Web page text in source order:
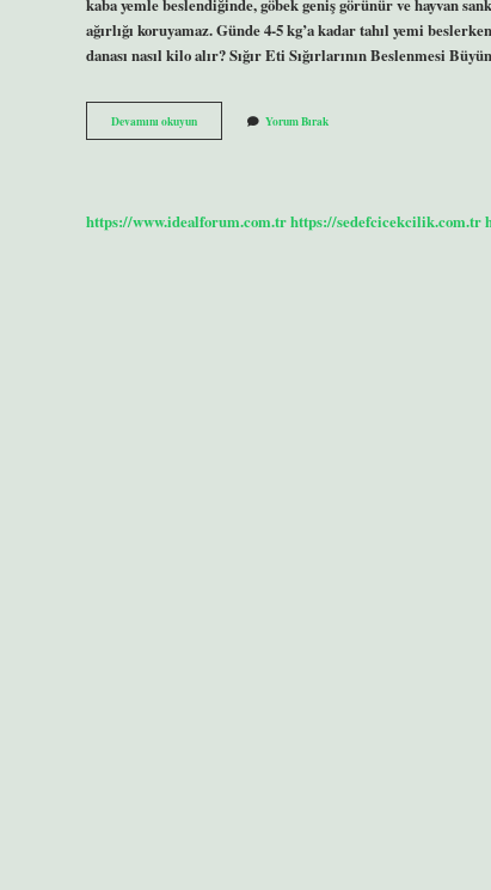
ağırlığı koruyamaz. Günde 4-5 kg’a kadar tahıl yemi
danası nasıl kilo alır? Sığır Eti Sığırlarının Beslenmesi
Devamını okuyunBesi
Danaya
Yorum Bırak
https://www.idealforum.com.trhttps://sedefcicekcilik.com.tr